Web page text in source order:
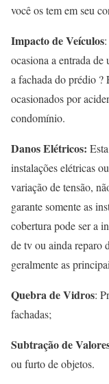
você os tem em seu
Impacto de Veículos
ocasiona a entrada
a fachada do prédio ?
ocasionados por
condomínio.
Danos Elétricos:
instalações elétricas
variação de tensão,
garante somente as
cobertura pode ser a
de tv ou ainda reparo
geralmente as
Quebra de Vidros:
fachadas;
Subtração de
ou furto de objetos.